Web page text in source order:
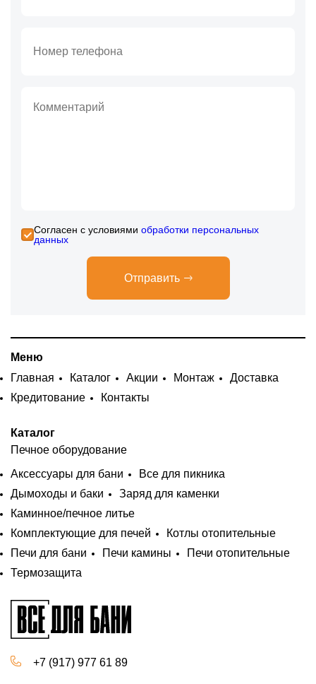
Cогласен с условиями обработки персональных
данных
Отправить
Меню
Главная
Каталог Акции Монтаж
Доставка
Кредитование
Контакты
Каталог
Печное оборудование
Аксессуары для бани
Все для пикника
Дымоходы и баки
Заряд для каменки
Каминное/печное литье
Комплектующие для печей
Котлы отопительные
Печи для бани
Печи камины
Печи отопительные
Термозащита
+7 (917) 977 61 89